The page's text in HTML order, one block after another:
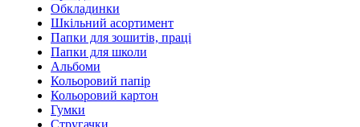
Обкладинки
Шкільний асортимент
Папки для зошитів, праці
Папки для школи
Альбоми
Кольоровий папір
Кольоровий картон
Гумки
Стругачки